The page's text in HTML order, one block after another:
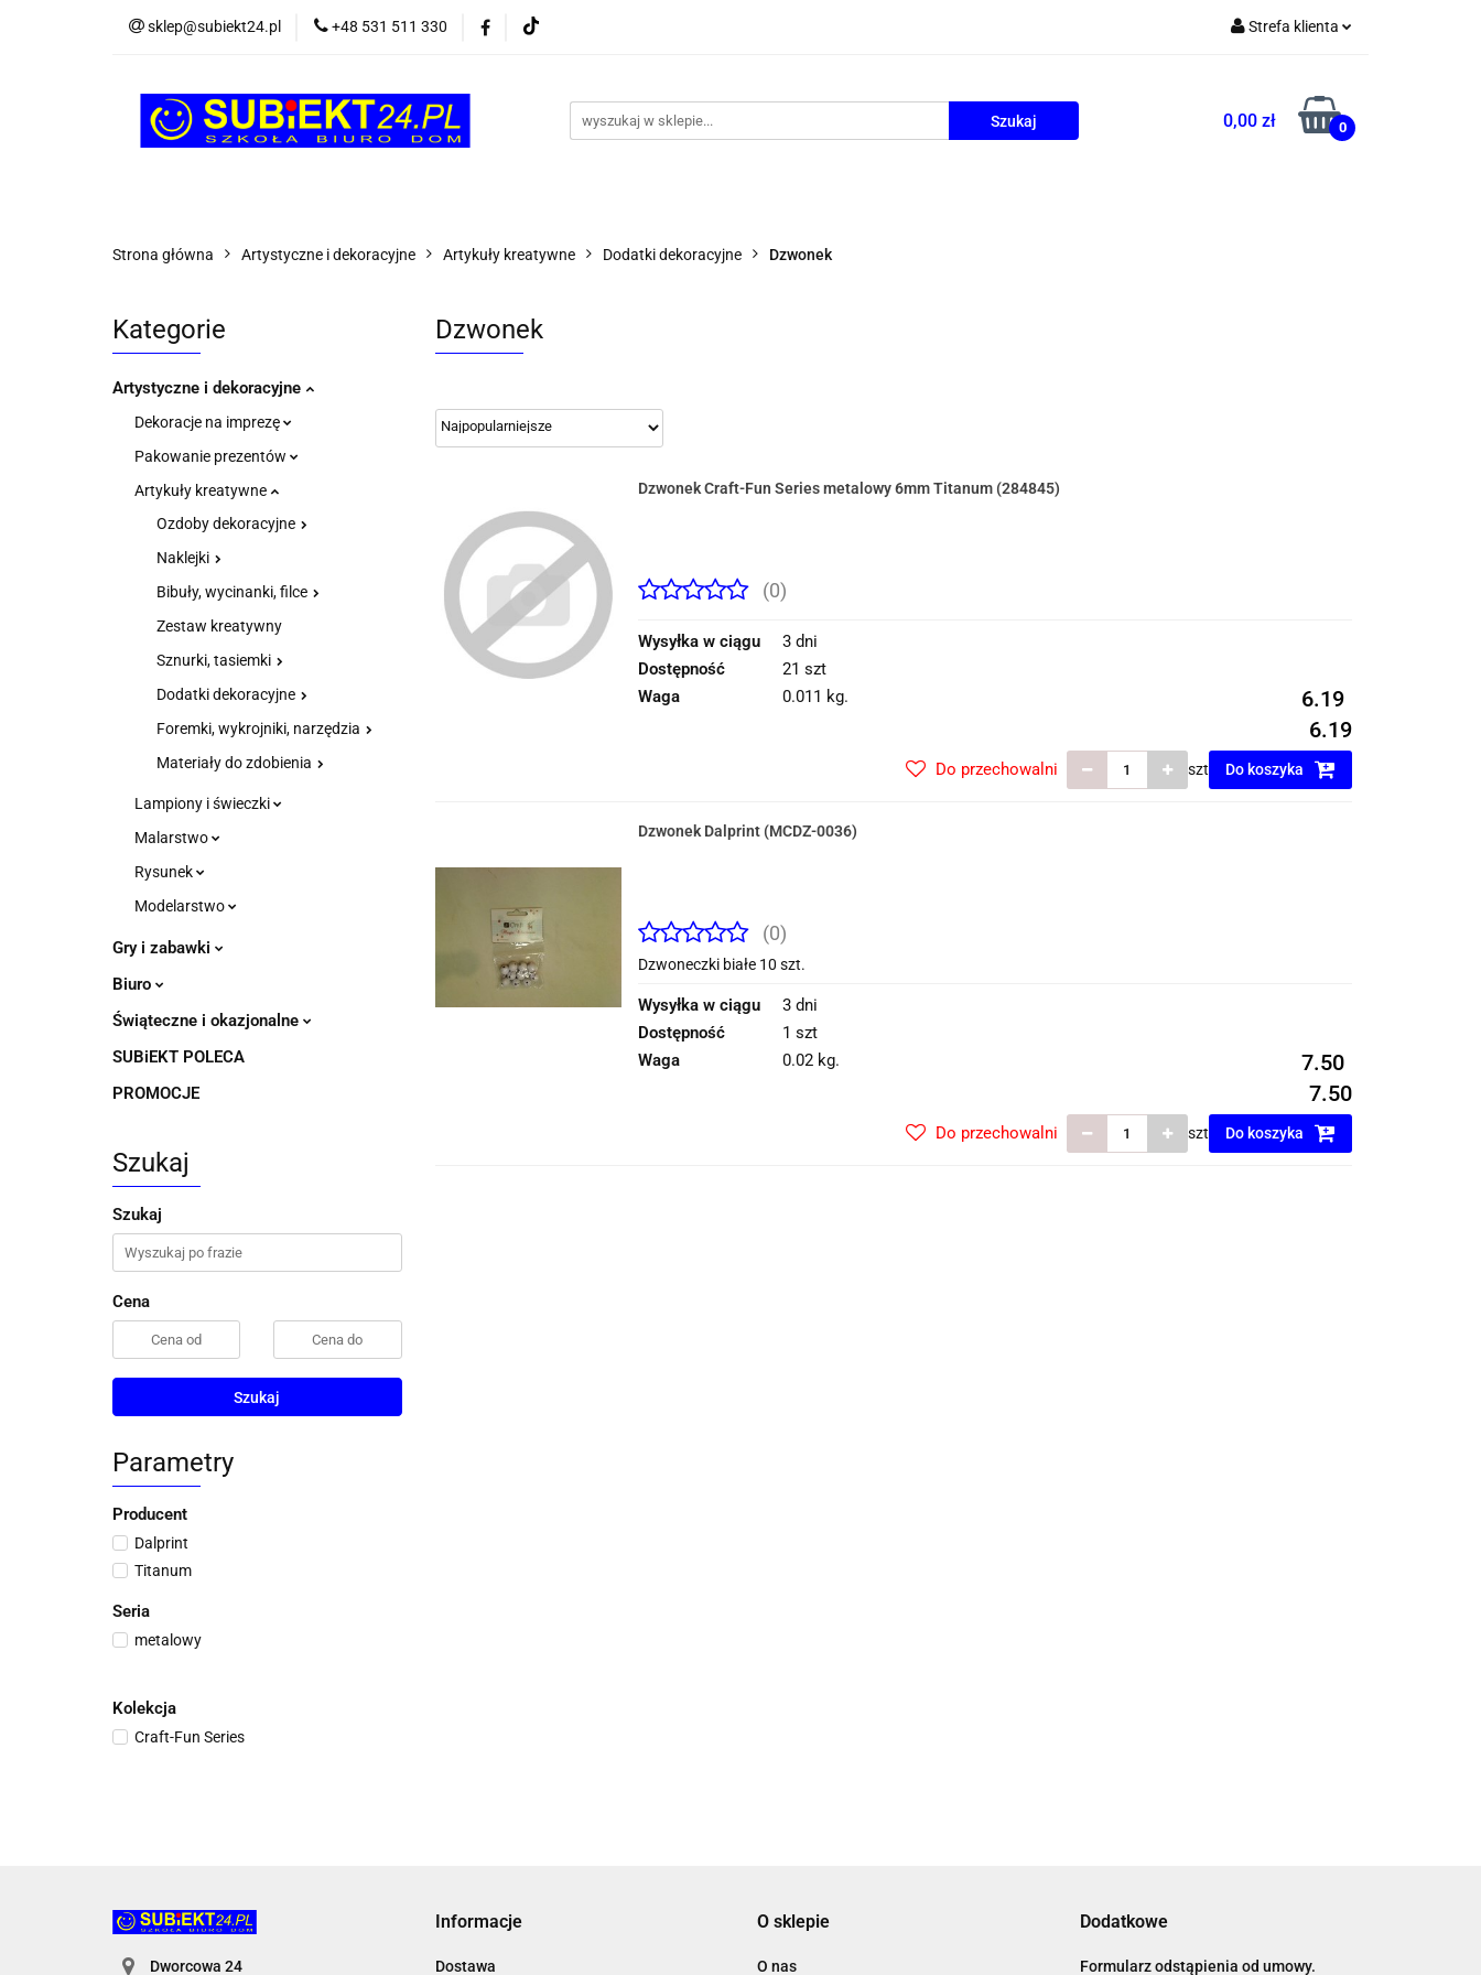
sklep@subiekt24.pl +48 531 511 330 Strefa klienta
Zarejestruj się
0,00 zł 0
SZKOLNE BIUROWE
ŚWIĄTECZNE i OKAZJONALNE AGD
Strona główna Artystyczne i dekoracyjne Artykuły kreatywne Dodatki dekoracyjne Dzwonek
Kategorie
Artystyczne i dekoracyjne
Dekoracje na imprezę
Pakowanie prezentów
Artykuły kreatywne
Ozdoby dekoracyjne
Naklejki
Bibuły, wycinanki, filce
Zestaw kreatywny
Sznurki, tasiemki
Dodatki dekoracyjne
Foremki, wykrojniki, narzędzia
Materiały do zdobienia
Lampiony i świeczki
Malarstwo
Rysunek
Modelarstwo
Gry i zabawki
Biuro
Świąteczne i okazjonalne
SUBiEKT POLECA
PROMOCJE
Szukaj
Szukaj
Cena
Szukaj
Parametry
Producent
Dalprint
Titanum
Seria
metalowy
Kolekcja
Craft-Fun Series
Dzwonek
Dzwonek Craft-Fun Series metalowy 6mm Titanum (284845)
(0)
Wysyłka w ciągu
3 dni
Dostępność
21 szt
Waga
0.011 kg.
6.19
6.19
szt Do koszyka
Do przechowalni
Dzwonek Dalprint (MCDZ-0036)
(0)
Dzwoneczki białe 10 szt.
Wysyłka w ciągu
3 dni
Dostępność
1 szt
Waga
0.02 kg.
7.50
7.50
szt Do koszyka
Do przechowalni
Dworcowa 24
Informacje
Dostawa
O sklepie
O nas
Dodatkowe
Formularz odstąpienia od umowy.